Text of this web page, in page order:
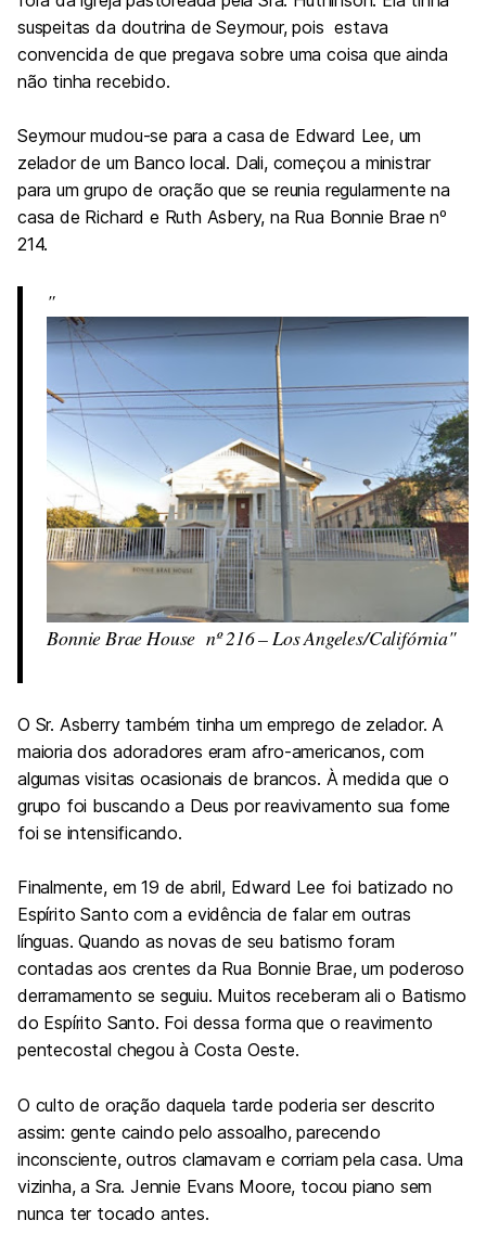
suspeitas da doutrina de Seymour, pois estava
convencida de que pregava sobre uma coisa que ainda
não tinha recebido.
Seymour mudou-se para a casa de Edward Lee, um
zelador de um Banco local. Dali, começou a ministrar
para um grupo de oração que se reunia regularmente na
casa de Richard e Ruth Asbery, na Rua Bonnie Brae nº
214.
Bonnie Brae House nº 216 – Los Angeles/Califórnia
O Sr. Asberry também tinha um emprego de zelador. A
maioria dos adoradores eram afro-americanos, com
algumas visitas ocasionais de brancos. À medida que o
grupo foi buscando a Deus por reavivamento sua fome
foi se intensificando.
Finalmente, em 19 de abril, Edward Lee foi batizado no
Espírito Santo com a evidência de falar em outras
línguas. Quando as novas de seu batismo foram
contadas aos crentes da Rua Bonnie Brae, um poderoso
derramamento se seguiu. Muitos receberam ali o Batismo
do Espírito Santo. Foi dessa forma que o reavimento
pentecostal chegou à Costa Oeste.
O culto de oração daquela tarde poderia ser descrito
assim: gente caindo pelo assoalho, parecendo
inconsciente, outros clamavam e corriam pela casa. Uma
vizinha, a Sra. Jennie Evans Moore, tocou piano sem
nunca ter tocado antes.